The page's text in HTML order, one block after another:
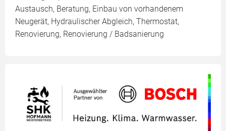
Austausch, Beratung, Einbau von vorhandenem
Neugerät, Hydraulischer Abgleich, Thermostat,
Renovierung, Renovierung / Badsanierung